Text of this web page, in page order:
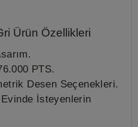
Ürün Özellikleri
PTS.
Desen Seçenekleri.
İsteyenlerin